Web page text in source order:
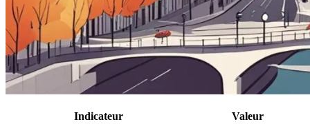
Indicateur
Valeur